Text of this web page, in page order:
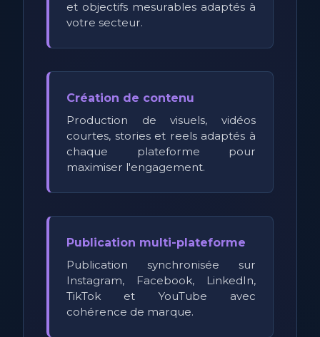
et objectifs mesurables adaptés à
votre secteur.
Création de contenu
Production de visuels, vidéos
courtes, stories et reels adaptés à
chaque plateforme pour
maximiser l'engagement.
Publication multi-plateforme
Publication synchronisée sur
Instagram, Facebook, LinkedIn,
TikTok et YouTube avec
cohérence de marque.